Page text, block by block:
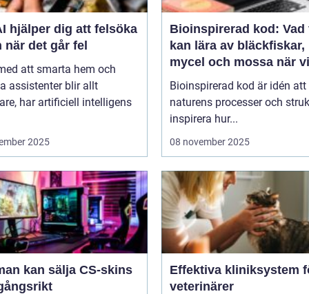
hjälper dig att felsöka
när det går fel
att smarta hem och
assistenter blir allt
har artificiell intelligens
2025
Bioinspirerad kod: Vad
kan lära av bläckfiskar,
mycel och mossa när vi
bygger nya system
Bioinspirerad kod är idén
naturens processer och
inspirera hur...
08 november 2025
kan sälja CS-skins
Effektiva kliniksystem
veterinärer